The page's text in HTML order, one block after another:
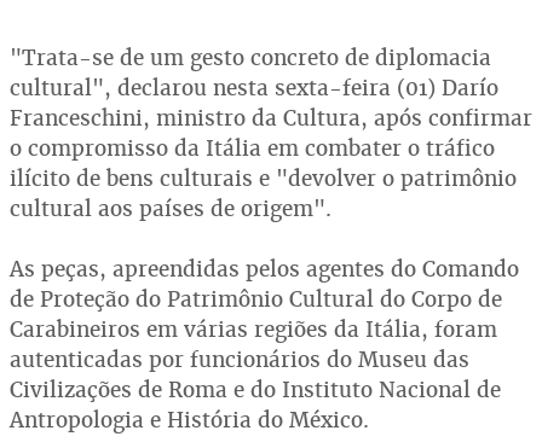
"Trata-se de um gesto concreto de diplomacia
cultural", declarou nesta sexta-feira (01) Darío
Franceschini, ministro da Cultura, após confirmar
o compromisso da Itália em combater o tráfico
ilícito de bens culturais e "devolver o patrimônio
cultural aos países de origem".
As peças, apreendidas pelos agentes do Comando
de Proteção do Patrimônio Cultural do Corpo de
Carabineiros em várias regiões da Itália, foram
autenticadas por funcionários do Museu das
Civilizações de Roma e do Instituto Nacional de
Antropologia e História do México.